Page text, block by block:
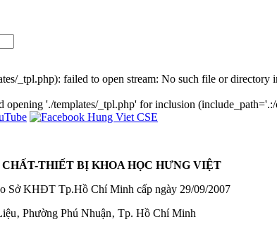
_tpl.php): failed to open stream: No such file or directory
opening './templates/_tpl.php' for inclusion
THIẾT BỊ KHOA HỌC HƯNG VIỆT
Sở KHĐT Tp.Hồ Chí Minh cấp ngày 29/09/2007
Phường Phú Nhuận‚ Tp. Hồ Chí Minh